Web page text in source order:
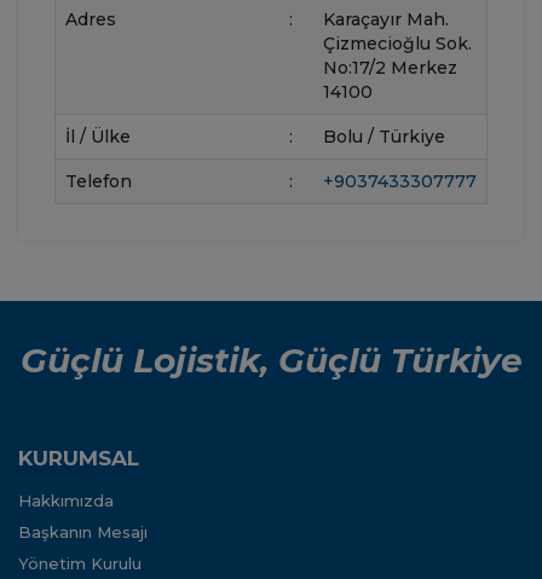
Adres :
Karaçayır Mah.
Çizmecioğlu Sok.
No:17/2 Merkez
14100
İl / Ülke : Bolu / Türkiye
Telefon : +9037433307777
Güçlü Lojistik, Güçlü Türkiye
KURUMSAL
Hakkımızda
Başkanın Mesajı
Yönetim Kurulu